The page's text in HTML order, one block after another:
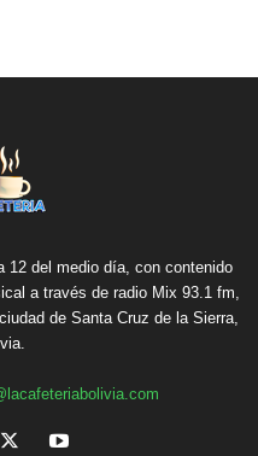
12 del medio día, con contenido
a través de radio Mix 93.1 fm,
de Santa Cruz de la Sierra,